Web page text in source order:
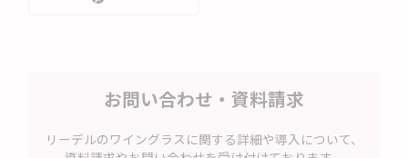
お問い合わせ・資料請求
リーデルのワイングラスに関する詳細や導入について、